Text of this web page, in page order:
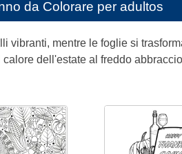
da Colorare per adultos
vibranti, mentre le foglie si
dell'estate al freddo